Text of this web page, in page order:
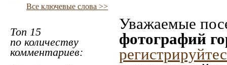
Все ключевые слова >>
Топ 15
по количеству
комментариев:
Уважаемые
фотографий